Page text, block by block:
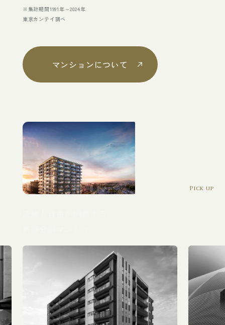
※集計期間1991年～2024年
東京カンテイ調べ
マンションについて
Pick up